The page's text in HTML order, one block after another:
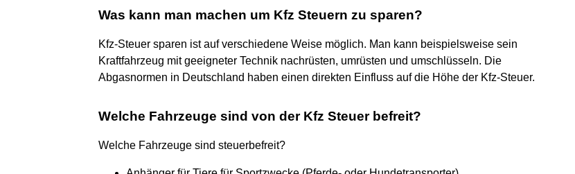
Was kann man machen um Kfz Steuern zu sparen?
Kfz-Steuer sparen ist auf verschiedene Weise möglich. Man kann beispielsweise sein
Kraftfahrzeug mit geeigneter Technik nachrüsten, umrüsten und umschlüsseln. Die
Abgasnormen in Deutschland haben einen direkten Einfluss auf die Höhe der Kfz-Steuer.
Welche Fahrzeuge sind von der Kfz Steuer befreit?
Welche Fahrzeuge sind steuerbefreit?